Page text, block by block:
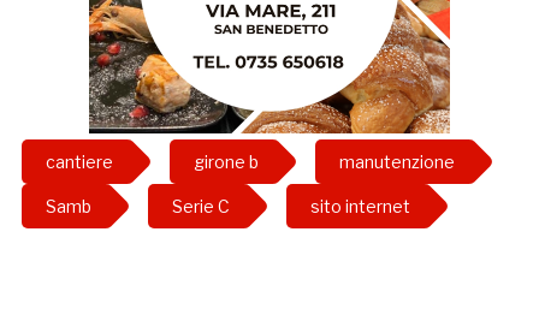
cantiere girone b manutenzione
Samb Serie C sito internet